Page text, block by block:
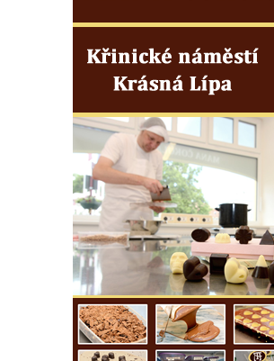
Kaple svatého Rocha na zvířecím hřbitově v
Kaple svatého Josefa v Jimlíně
Márnice na hřbitově v Opočně u Loun
Kostel Nanebevzetí Panny Marie v Opočně
Kostel svaté Barbory v Otvicích
Kostel svatého archanděla Michaela ve
Všestudech
Kostel svatého Václava ve Strupčicích
Kaple v Michalovicích
Kostel svatého Mikuláše ve Velkých
Žernosekách